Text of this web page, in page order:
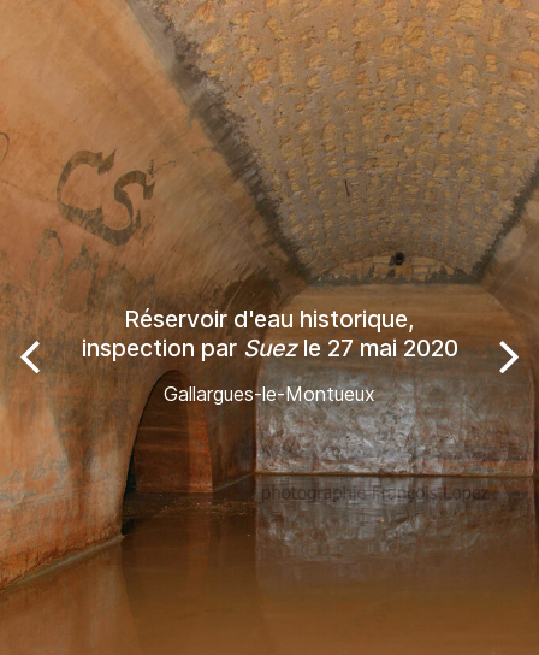
Réservoir d'eau historique,
inspection par Suezle 27 mai 2020
Gallargues-le-Montueux